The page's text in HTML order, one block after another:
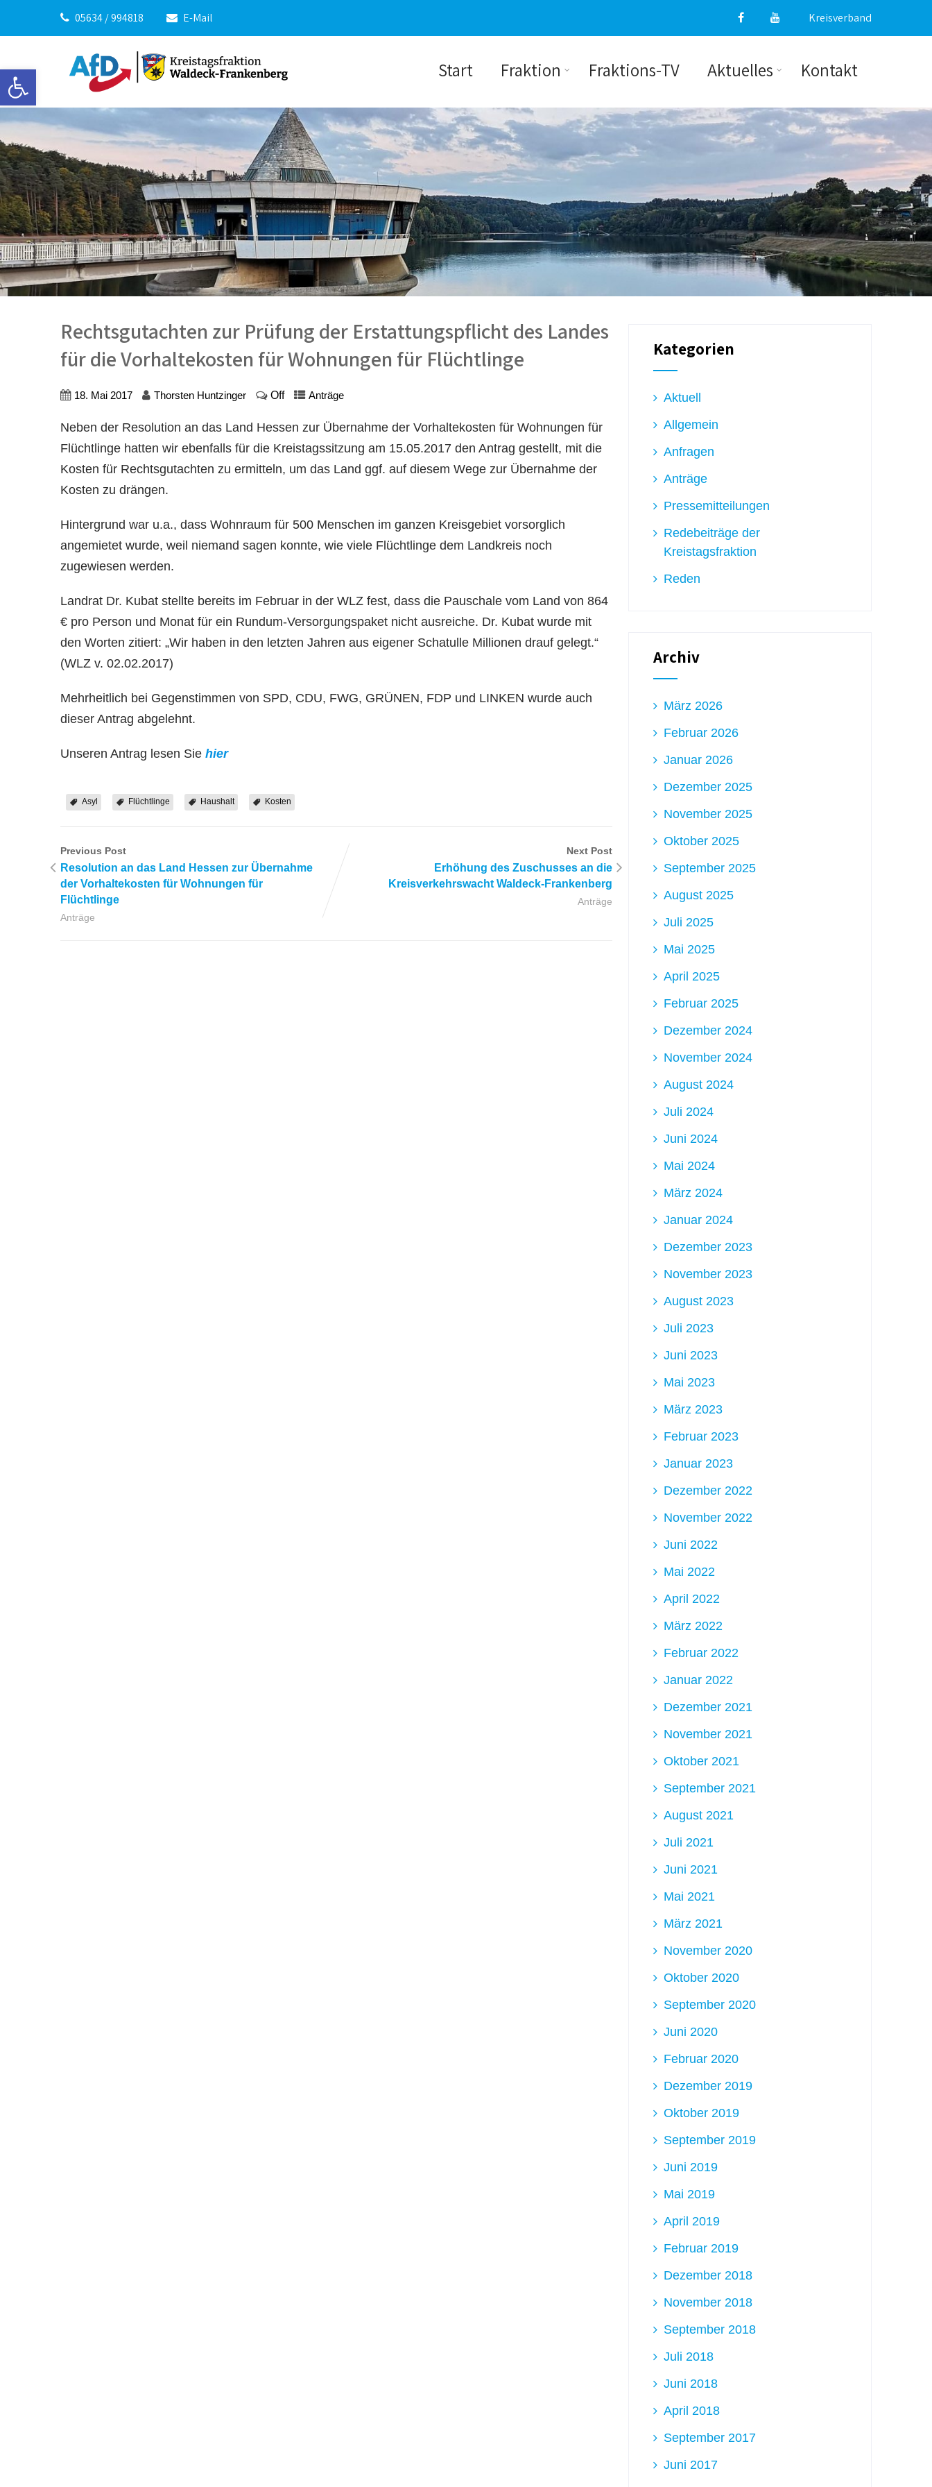
Werkzeugleiste öffnen
05634 / 994818 E-Mail Kreisverband
Start Fraktion Fraktions-TV Aktuelles Kontakt
Rechtsgutachten zur Prüfung der Erstattungspflicht des Landes
für die Vorhaltekosten für Wohnungen für Flüchtlinge
18. Mai 2017 Thorsten Huntzinger Off Anträge
Neben der Resolution an das Land Hessen zur Übernahme der Vorhaltekosten für Wohnungen für
Flüchtlinge hatten wir ebenfalls für die Kreistagssitzung am 15.05.2017 den Antrag gestellt, mit die
Kosten für Rechtsgutachten zu ermitteln, um das Land ggf. auf diesem Wege zur Übernahme der
Kosten zu drängen.
Hintergrund war u.a., dass Wohnraum für 500 Menschen im ganzen Kreisgebiet vorsorglich
angemietet wurde, weil niemand sagen konnte, wie viele Flüchtlinge dem Landkreis noch
zugewiesen werden.
Landrat Dr. Kubat stellte bereits im Februar in der WLZ fest, dass die Pauschale vom Land von 864
€ pro Person und Monat für ein Rundum-Versorgungspaket nicht ausreiche. Dr. Kubat wurde mit
den Worten zitiert: „Wir haben in den letzten Jahren aus eigener Schatulle Millionen drauf gelegt.“
(WLZ v. 02.02.2017)
Mehrheitlich bei Gegenstimmen von SPD, CDU, FWG, GRÜNEN, FDP und LINKEN wurde auch
dieser Antrag abgelehnt.
Unseren Antrag lesen Sie hier
Asyl Flüchtlinge Haushalt Kosten
Previous Post
Resolution an das Land Hessen zur Übernahme
der Vorhaltekosten für Wohnungen für
Flüchtlinge
Anträge
Next Post
Erhöhung des Zuschusses an die
Kreisverkehrswacht Waldeck-Frankenberg
Anträge
Kategorien
Aktuell
Allgemein
Anfragen
Anträge
Pressemitteilungen
Redebeiträge der
Kreistagsfraktion
Reden
Archiv
März 2026
Februar 2026
Januar 2026
Dezember 2025
November 2025
Oktober 2025
September 2025
August 2025
Juli 2025
Mai 2025
April 2025
Februar 2025
Dezember 2024
November 2024
August 2024
Juli 2024
Juni 2024
Mai 2024
März 2024
Januar 2024
Dezember 2023
November 2023
August 2023
Juli 2023
Juni 2023
Mai 2023
März 2023
Februar 2023
Januar 2023
Dezember 2022
November 2022
Juni 2022
Mai 2022
April 2022
März 2022
Februar 2022
Januar 2022
Dezember 2021
November 2021
Oktober 2021
September 2021
August 2021
Juli 2021
Juni 2021
Mai 2021
März 2021
November 2020
Oktober 2020
September 2020
Juni 2020
Februar 2020
Dezember 2019
Oktober 2019
September 2019
Juni 2019
Mai 2019
April 2019
Februar 2019
Dezember 2018
November 2018
September 2018
Juli 2018
Juni 2018
April 2018
September 2017
Juni 2017